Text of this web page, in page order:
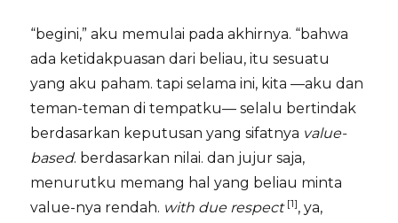
“begini,” aku memulai pada akhirnya. “bahwa
ada ketidakpuasan dari beliau, itu sesuatu
yang aku paham. tapi selama ini, kita —aku dan
teman-teman di tempatku— selalu bertindak
berdasarkan keputusan yang sifatnya value-
based. berdasarkan nilai. dan jujur saja,
menurutku memang hal yang beliau minta
value-nya rendah. with due respect [1], ya,